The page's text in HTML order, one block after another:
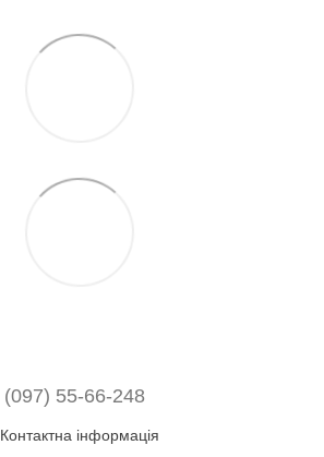
(097) 55-66-248
Контактна інформація